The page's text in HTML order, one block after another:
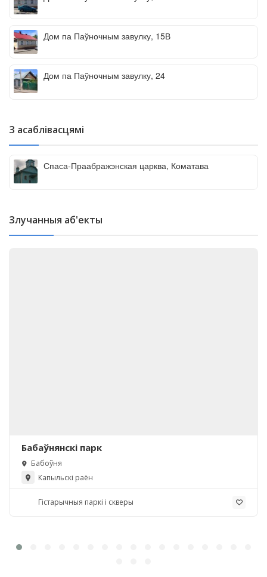
Дом па Паўночным завулку, 15В
Дом па Паўночным завулку, 24
З асаблівасцямі
Спаса-Праабражэнская царква, Коматава
Злучанныя аб'екты
Бабаўнянскі парк
Бабоўня
Капыльскі раён
Гістарычныя паркі і скверы